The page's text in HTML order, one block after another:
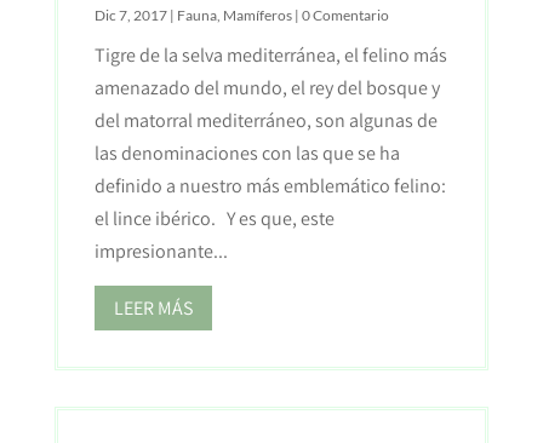
Dic 7, 2017| Fauna, Mamíferos| 0 Comentario
Tigre de la selva mediterránea, el felino más
amenazado del mundo, el rey del bosque y
del matorral mediterráneo, son algunas de
las denominaciones con las que se ha
definido a nuestro más emblemático felino:
el lince ibérico. Y es que, este
impresionante...
LEER MÁS